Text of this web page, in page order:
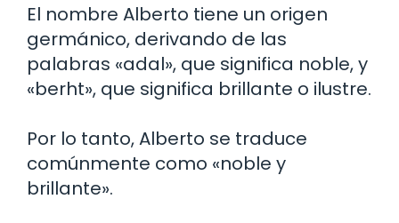
El nombre Alberto tiene un origen
germánico, derivando de las
palabras «adal», que significa noble, y
«berht», que significa brillante o ilustre.
Por lo tanto, Alberto se traduce
comúnmente como «noble y
brillante».